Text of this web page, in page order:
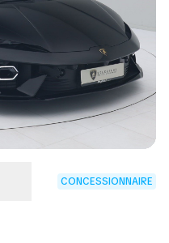
CONCESSIONNAIRE